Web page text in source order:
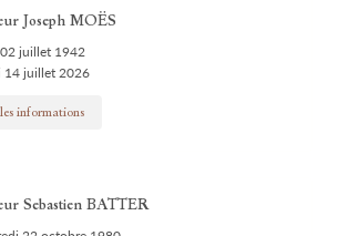
Joseph MOËS
juillet 1942
14 juillet 2026
informations
Sebastien BATTER